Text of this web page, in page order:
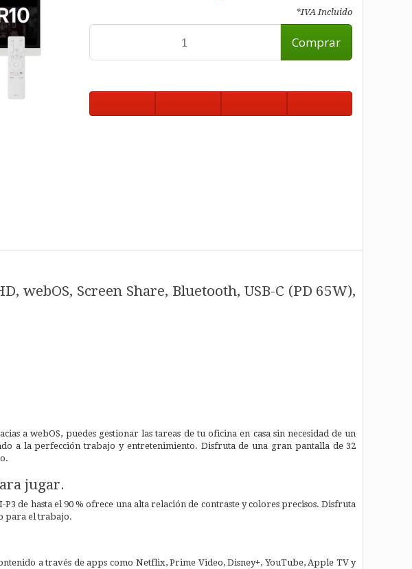
*IVA Incluido
Comprar
webOS, Screen Share, Bluetooth, USB-C (PD 65W),
a webOS, puedes gestionar las tareas de tu oficina en casa sin necesidad de un
a la perfección trabajo y entretenimiento. Disfruta de una gran pantalla de 32
jugar.
de hasta el 90 % ofrece una alta relación de contraste y colores precisos. Disfruta
para el trabajo.
a través de apps como Netflix, Prime Video, Disney+, YouTube, Apple TV y